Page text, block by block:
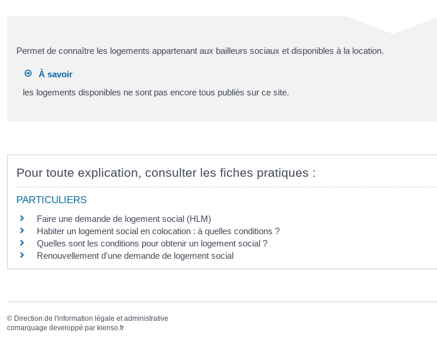
Permet de connaître les logements appartenant aux bailleurs sociaux et disponibles à la location.
À savoir
les logements disponibles ne sont pas encore tous publiés sur ce site.
Pour toute explication, consulter les fiches pratiques :
PARTICULIERS
Faire une demande de logement social (HLM)
Habiter un logement social en colocation : à quelles conditions ?
Quelles sont les conditions pour obtenir un logement social ?
Renouvellement d'une demande de logement social
© Direction de l'information légale et administrative
comarquage developpé par kienso.fr